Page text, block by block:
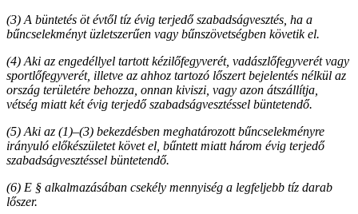
(3) A büntetés öt évtől tíz évig terjedő szabadságvesztés, ha a
bűncselekményt üzletszerűen vagy bűnszövetségben követik el.
(4) Aki az engedéllyel tartott kézilőfegyverét, vadászlőfegyverét vagy
sportlőfegyverét, illetve az ahhoz tartozó lőszert bejelentés nélkül az
ország területére behozza, onnan kiviszi, vagy azon átszállítja,
vétség miatt két évig terjedő szabadságvesztéssel büntetendő.
(5) Aki az (1)–(3) bekezdésben meghatározott bűncselekményre
irányuló előkészületet követ el, bűntett miatt három évig terjedő
szabadságvesztéssel büntetendő.
(6) E § alkalmazásában csekély mennyiség a legfeljebb tíz darab
lőszer.